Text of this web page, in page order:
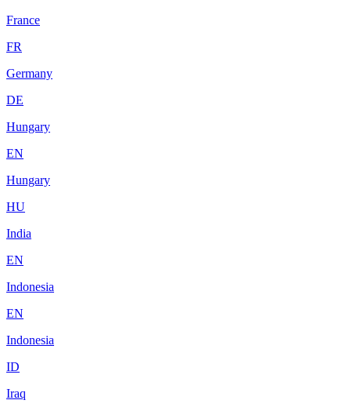
France
FR
Germany
DE
Hungary
EN
Hungary
HU
India
EN
Indonesia
EN
Indonesia
ID
Iraq